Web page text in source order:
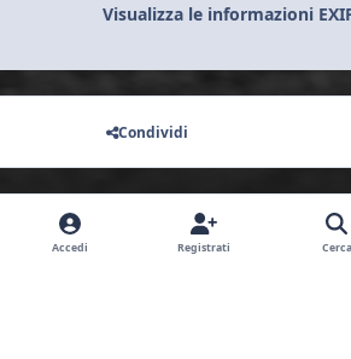
Visualizza le informazioni
Condividi
Non ci sono commenti da
Accedi Registrati Cerca